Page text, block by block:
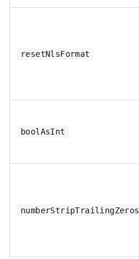
resetNlsFormat
boolAsInt
numberStripTrailingZeros